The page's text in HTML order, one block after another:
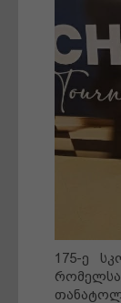
ბლოგი
175-ე